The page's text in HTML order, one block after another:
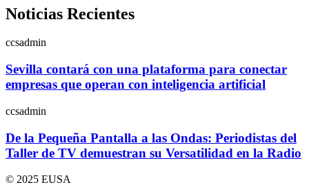
Noticias Recientes
ccsadmin
Sevilla contará con una plataforma para conectar
empresas que operan con inteligencia artificial
ccsadmin
De la Pequeña Pantalla a las Ondas: Periodistas del
Taller de TV demuestran su Versatilidad en la Radio
© 2025 EUSA